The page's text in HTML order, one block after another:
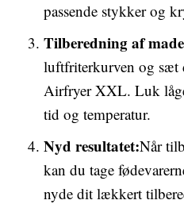
passende stykker og
Tilberedning af
luftfriterkurven og sæt
Airfryer XXL. Luk
tid og temperatur.
Nyd resultatet:Når
kan du tage
nyde dit lækkert